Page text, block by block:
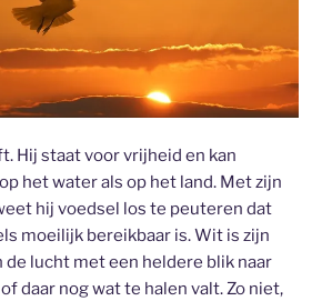
Hij staat voor vrijheid en kan
het water als op het land. Met zijn
hij voedsel los te peuteren dat
moeilijk bereikbaar is. Wit is zijn
de lucht met een heldere blik naar
daar nog wat te halen valt. Zo niet,